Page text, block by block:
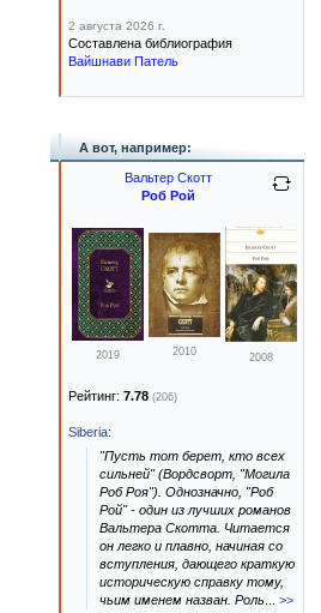
2 августа 2026 г.
Составлена библиография
Вайшнави Патель
А вот, например:
Вальтер Скотт
Роб Рой
2019 2010 2008
Рейтинг: 7.78 (206)
Siberia:
"Пусть тот берет, кто всех
сильней" (Вордсворт, "Могила
Роб Роя"). Однозначно, "Роб
Рой" - один из лучших романов
Вальтера Скотта. Читается
он легко и плавно, начиная со
вступления, дающего краткую
историческую справку тому,
чьим именем назван. Роль
>>